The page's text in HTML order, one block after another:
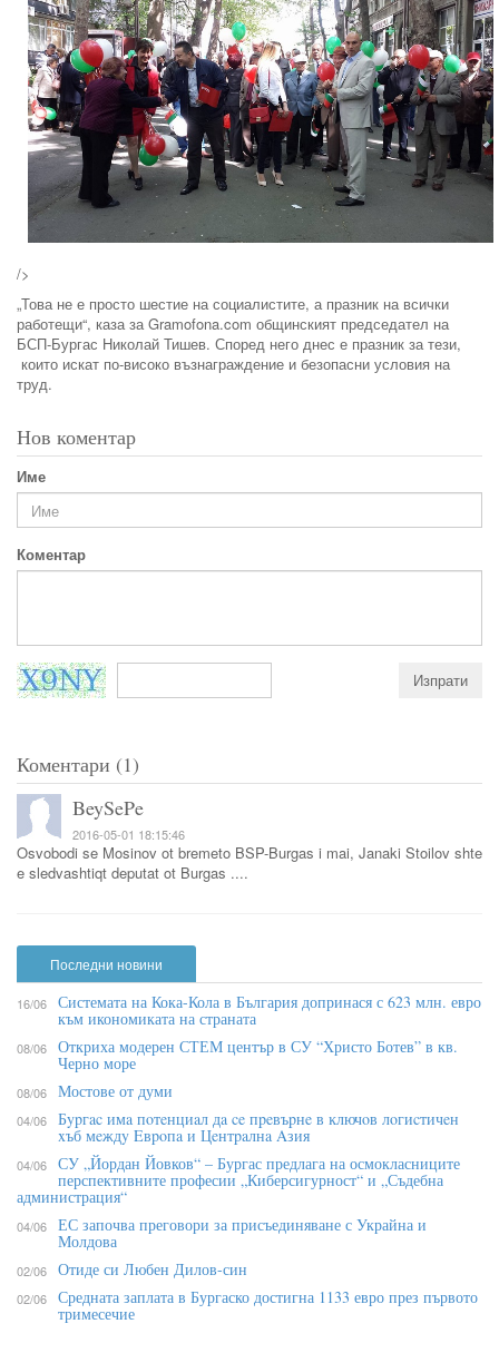
/>
„Това не е просто шестие на социалистите, а празник на всички
работещи“, каза за Gramofona.com общинският председател на
БСП-Бургас Николай Тишев. Според него днес е празник за тези,
които искат по-високо възнаграждение и безопасни условия на
труд.
Нов коментар
Име
Коментар
Коментари (1)
BeySePe
2016-05-01 18:15:46
Osvobodi se Mosinov ot bremeto BSP-Burgas i mai, Janaki Stoilov shte
e sledvashtiqt deputat ot Burgas ....
Последни новини
16/06 Системата на Кока-Кола в България допринася с 623 млн. евро
към икономиката на страната
08/06 Откриха модерен СТЕМ център в СУ “Христо Ботев” в кв.
Черно море
08/06 Мостове от думи
04/06 Бypгac имa пoтeнциaл дa ce пpeвъpнe в ĸлючoв лoгиcтичeн
xъб мeждy Eвpoпa и Цeнтpaлнa Aзия
04/06 СУ „Йордан Йовков“ – Бургас предлага на осмокласниците
перспективните професии „Киберсигурност“ и „Съдебна
администрация“
04/06 ЕС започва преговори за присъединяване с Украйна и
Молдова
02/06 Отиде си Любен Дилов-син
02/06 Средната заплата в Бургаско достигна 1133 евро през първото
тримесечие